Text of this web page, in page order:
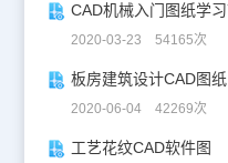
2020-03-23 54165次
板房建筑设计CAD图纸
2020-06-04 42269次
工艺花纹CAD软件图